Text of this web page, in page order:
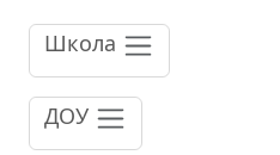
Школа
ДОУ